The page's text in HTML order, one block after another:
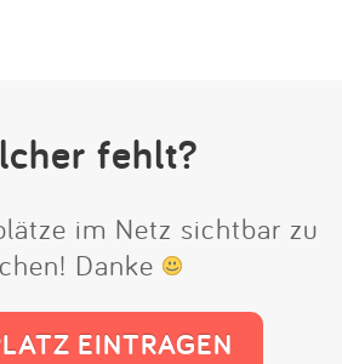
fehlt?
im Netz sichtbar zu
Danke
EINTRAGEN